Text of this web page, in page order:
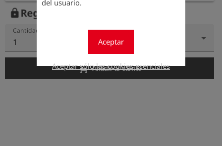
del usuario.
Aceptar
Aceptar sólo las cookies esenciales
lock Regístrese para ver el precio
Cantidad
1
add_shopping_cart Añadir al carrito